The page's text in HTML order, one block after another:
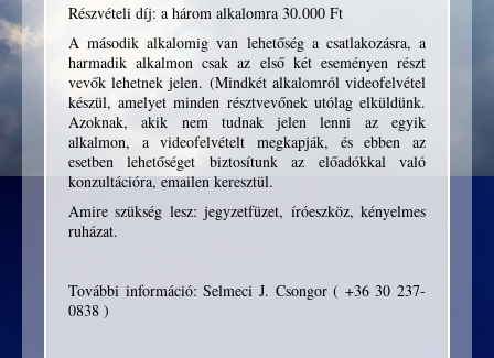
Részvételi díj: a három alkalomra 30.000 Ft
A második alkalomig van lehetőség a csatlakozásra, a
harmadik alkalmon csak az első két eseményen részt
vevők lehetnek jelen. (Mindkét alkalomról videofelvétel
készül, amelyet minden résztvevőnek utólag elküldünk.
Azoknak, akik nem tudnak jelen lenni az egyik
alkalmon, a videofelvételt megkapják, és ebben az
esetben lehetőséget biztosítunk az előadókkal való
konzultációra, emailen keresztül.
Amire szükség lesz: jegyzetfüzet, íróeszköz, kényelmes
ruházat.
További információ: Selmeci J. Csongor ( +36 30 237-
0838 )